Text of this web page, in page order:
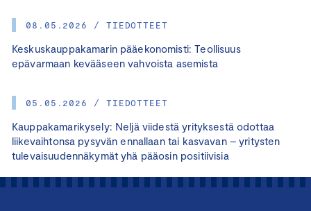
08.05.2026 / TIEDOTTEET
Keskuskauppakamarin pääekonomisti: Teollisuus
epävarmaan kevääseen vahvoista asemista
05.05.2026 / TIEDOTTEET
Kauppakamarikysely: Neljä viidestä yrityksestä odottaa
liikevaihtonsa pysyvän ennallaan tai kasvavan – yritysten
tulevaisuudennäkymät yhä pääosin positiivisia